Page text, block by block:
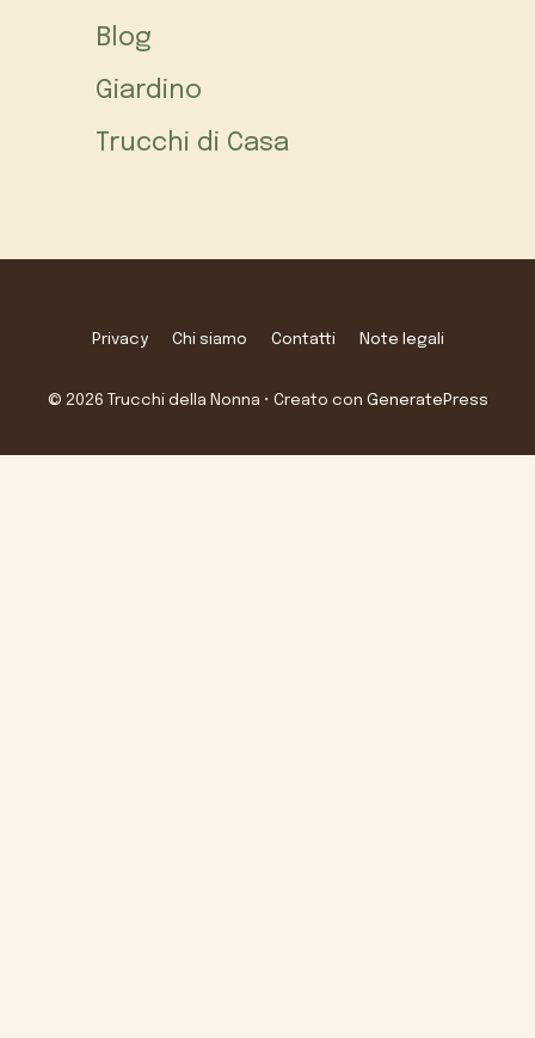
Blog
Giardino
Trucchi di Casa
Privacy Chi siamo Contatti Note legali
© 2026 Trucchi della Nonna • Creato con GeneratePress